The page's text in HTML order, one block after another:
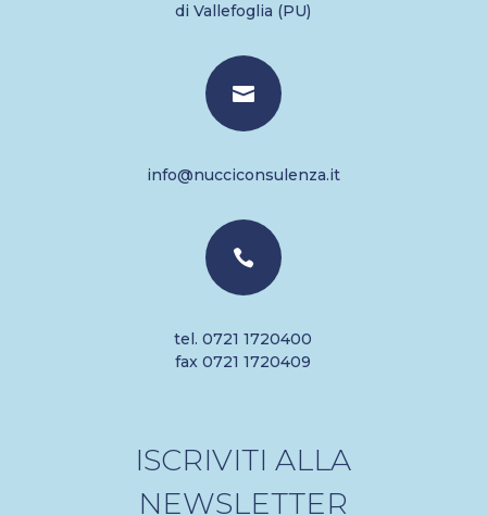
di Vallefoglia (PU)

info@nucciconsulenza.it

tel. 0721 1720400
fax 0721 1720409
ISCRIVITI ALLA
NEWSLETTER